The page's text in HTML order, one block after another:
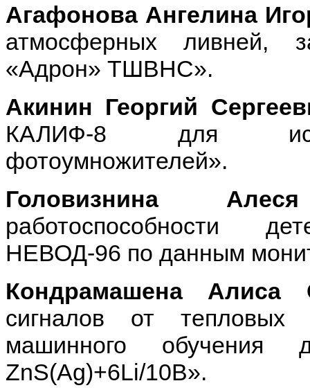
Агафонова Ангелина
атмосферных ливней,
«Адрон» ТШВНС».
Акинин Георгий
КАЛИФ-8 для
фотоумножителей».
Головизнина
работоспособности
НЕВОД-96 по данным
Кондрамашена Алиса
сигналов от тепловых
машинного обучения
ZnS(Ag)+6Li/10B».